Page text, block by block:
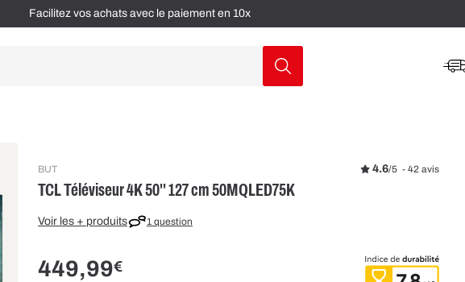
Facilitez vos achats avec le paiement en 10x
BUT 4.6/5 - 42 avis
TCL Téléviseur 4K 50'' 127 cm 50MQLED75K
Voir les + produits 1 question
449,99